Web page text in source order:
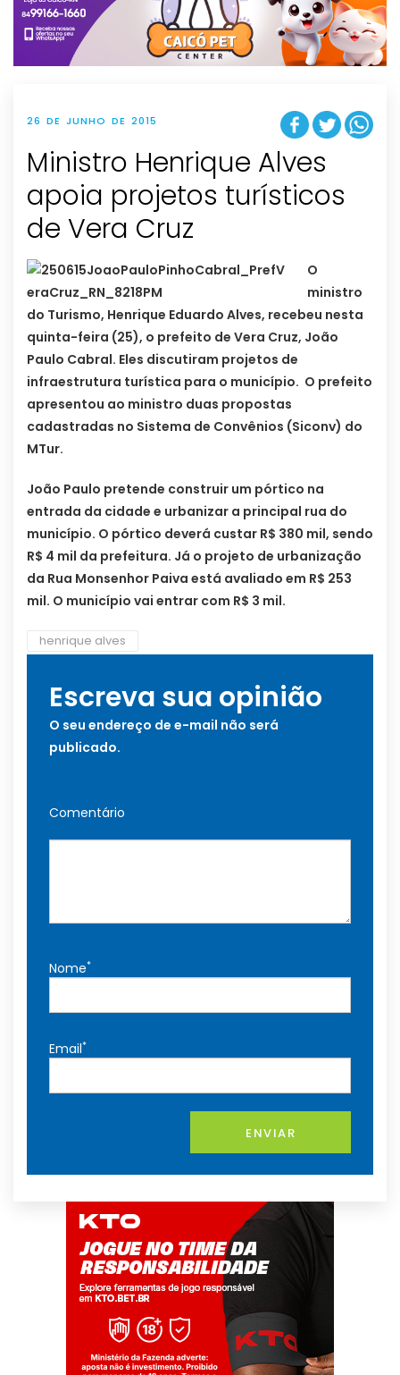
t
i
o
n
26 DE JUNHO DE 2015
Ministro Henrique Alves
apoia projetos turísticos
de Vera Cruz
O
ministro
do Turismo, Henrique Eduardo Alves, recebeu nesta
quinta-feira (25), o prefeito de Vera Cruz, João
Paulo Cabral. Eles discutiram projetos de
infraestrutura turística para o município. O prefeito
apresentou ao ministro duas propostas
cadastradas no Sistema de Convênios (Siconv) do
MTur.
João Paulo pretende construir um pórtico na
entrada da cidade e urbanizar a principal rua do
município. O pórtico deverá custar R$ 380 mil, sendo
R$ 4 mil da prefeitura. Já o projeto de urbanização
da Rua Monsenhor Paiva está avaliado em R$ 253
mil. O município vai entrar com R$ 3 mil.
henrique alves
Escreva sua opinião
O seu endereço de e-mail não será
publicado.
Comentário
Nome*
Email*
ENVIAR